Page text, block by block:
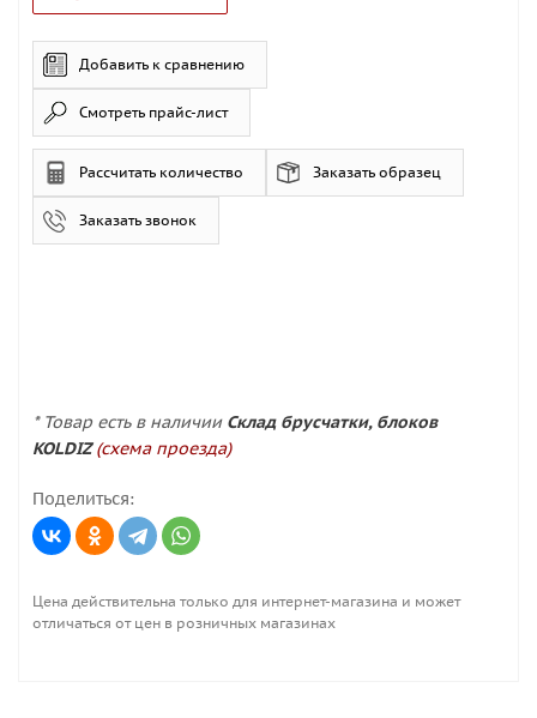
Смотреть прайс-лист
Добавить к сравнению
Рассчитать количество Заказать образец
Заказать звонок
* Товар есть в наличии Склад брусчатки, блоков
KOLDIZ (схема проезда)
Поделиться:
Цена действительна только для интернет-магазина и может
отличаться от цен в розничных магазинах